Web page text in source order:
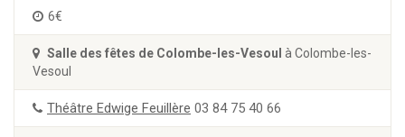
6€
Salle des fêtes de Colombe-les-Vesoul à Colombe-les-
Vesoul
Théâtre Edwige Feuillère 03 84 75 40 66